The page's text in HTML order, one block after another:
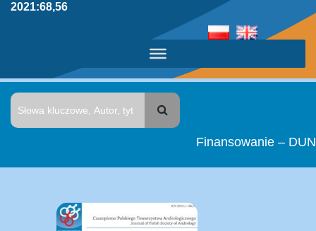
2021:68,56
Finansowanie – DUN